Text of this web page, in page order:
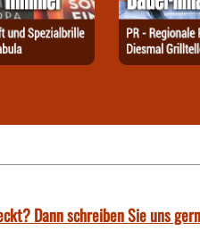
Dann schreiben Sie uns